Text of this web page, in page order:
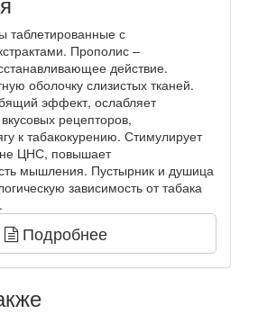
таблетированные с
Прополис –
действие.
оболочку слизистых тканей.
эффект, ослабляет
рецепторов,
к табакокурению. Стимулирует
ЦНС, повышает
мышления. Пустырник и душица
зависимость от табака
Подробнее